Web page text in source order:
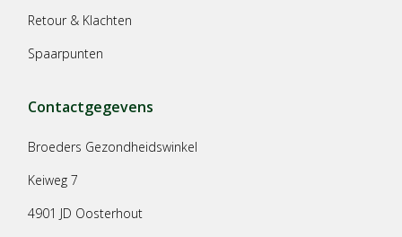
Retour & Klachten
Spaarpunten
Contactgegevens
Broeders Gezondheidswinkel
Keiweg 7
4901 JD Oosterhout